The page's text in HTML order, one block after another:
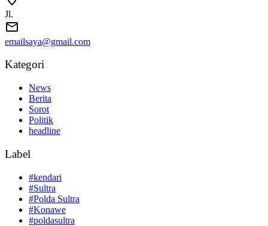
Jl.
emailsaya@gmail.com
Kategori
News
Berita
Sorot
Politik
headline
Label
#kendari
#Sultra
#Polda Sultra
#Konawe
#poldasultra